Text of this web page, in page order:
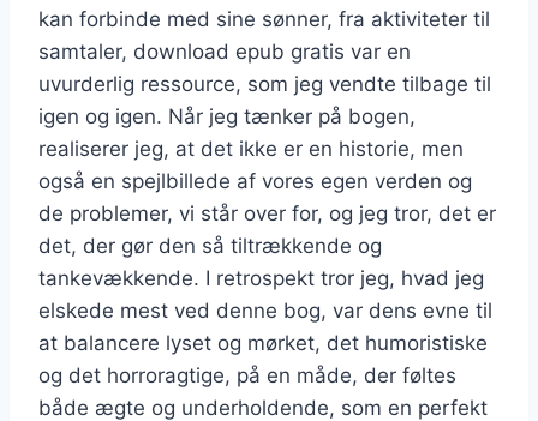
kan forbinde med sine sønner, fra aktiviteter til
samtaler, download epub gratis var en
uvurderlig ressource, som jeg vendte tilbage til
igen og igen. Når jeg tænker på bogen,
realiserer jeg, at det ikke er en historie, men
også en spejlbillede af vores egen verden og
de problemer, vi står over for, og jeg tror, det er
det, der gør den så tiltrækkende og
tankevækkende. I retrospekt tror jeg, hvad jeg
elskede mest ved denne bog, var dens evne til
at balancere lyset og mørket, det humoristiske
og det horroragtige, på en måde, der føltes
både ægte og underholdende, som en perfekt